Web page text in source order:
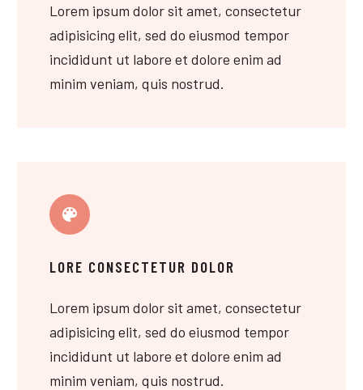
Lorem ipsum dolor sit amet, consectetur
adipisicing elit, sed do eiusmod tempor
incididunt ut labore et dolore enim ad
minim veniam, quis nostrud.
LORE CONSECTETUR DOLOR
Lorem ipsum dolor sit amet, consectetur
adipisicing elit, sed do eiusmod tempor
incididunt ut labore et dolore enim ad
minim veniam, quis nostrud.